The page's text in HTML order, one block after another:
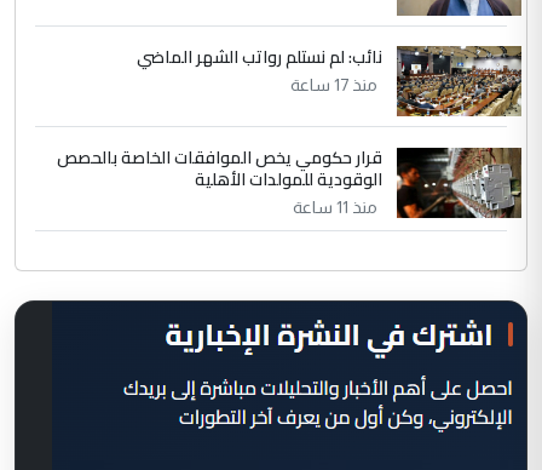
نائب: لم نستلم رواتب الشهر الماضي
منذ 17 ساعة
قرار حكومي يخص الموافقات الخاصة بالحصص
الوقودية للمولدات الأهلية
منذ 11 ساعة